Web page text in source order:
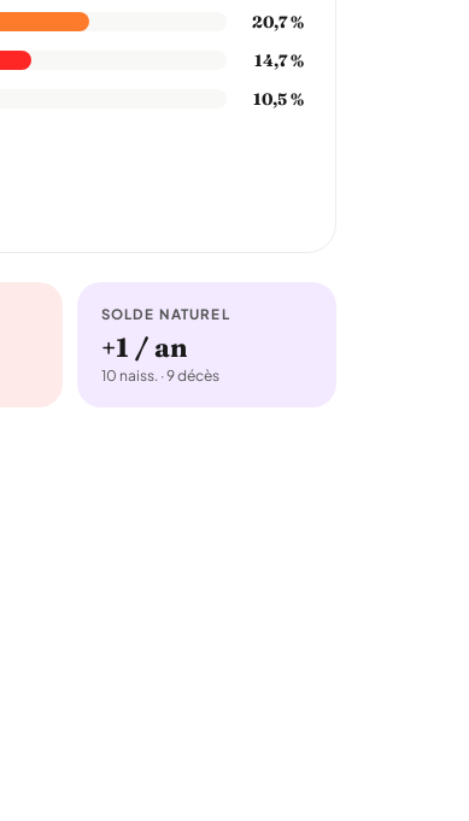
20,7 %
14,7 %
10,5 %
SOLDE NATUREL
+1 / an
10 naiss. · 9 décès